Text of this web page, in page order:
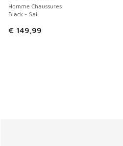
Homme Chaussures
Black - Sail
€ 149,99